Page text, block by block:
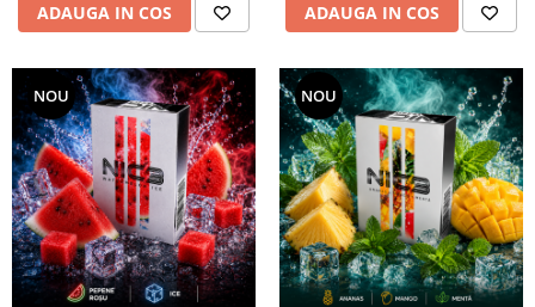
ADAUGA IN COS ADAUGA IN COS
NOU NOU